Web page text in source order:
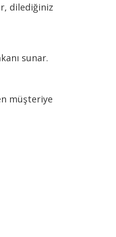
dilediğiniz
sunar.
müşteriye